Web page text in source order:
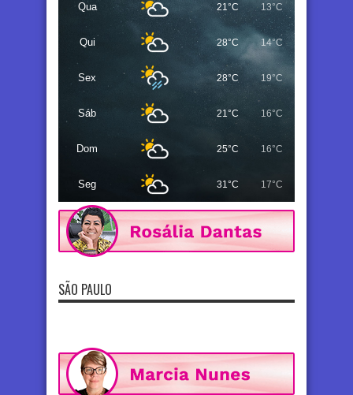
Qua 21°C 13°C
Qui 28°C 14°C
Sex 28°C 19°C
Sáb 21°C 16°C
Dom 25°C 16°C
Seg 31°C 17°C
SÃO PAULO